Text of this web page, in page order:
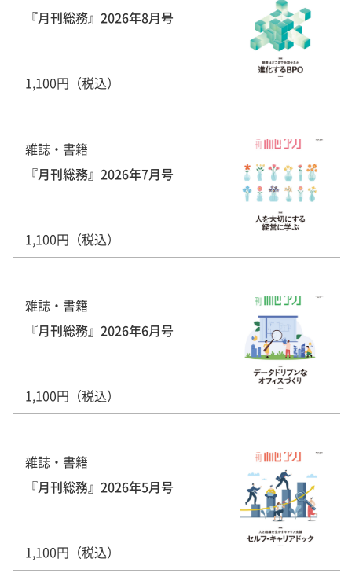
『月刊総務』2026年8月号
1,100円（税込）
雑誌・書籍
『月刊総務』2026年7月号
1,100円（税込）
雑誌・書籍
『月刊総務』2026年6月号
1,100円（税込）
雑誌・書籍
『月刊総務』2026年5月号
1,100円（税込）